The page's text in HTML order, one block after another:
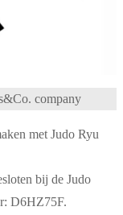
company
met Judo Ryu
bij de Judo
D6HZ75F.